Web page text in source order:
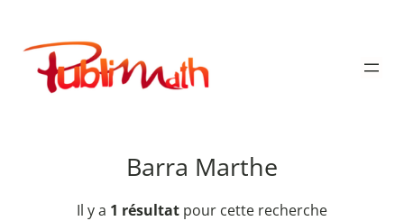
contenu
Publimath
Barra Marthe
Il y a 1 résultat pour cette recherche